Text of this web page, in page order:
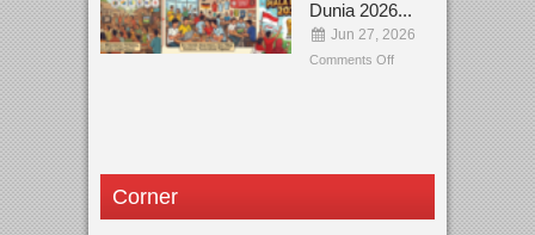
Dunia 2026...
Jun 27, 2026
Comments Off
Corner